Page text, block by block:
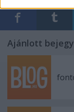
Ajánlott